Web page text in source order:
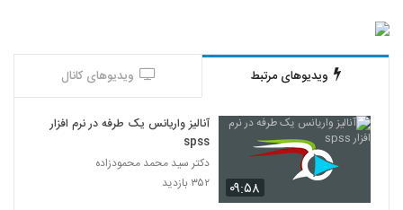
ویدیوهای مرتبط ویدیوهای کانال
۰۹:۵۸
آنالیز واریانس یک طرفه در نرم افزار
spss
دکتر سید محمد محمودزاده
۳۵۲ بازدید